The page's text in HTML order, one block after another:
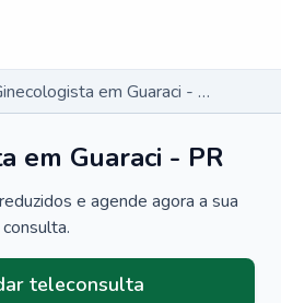
Ginecologista em Guaraci - PR
em Guaraci - PR
e agende agora a sua
consulta.
teleconsulta